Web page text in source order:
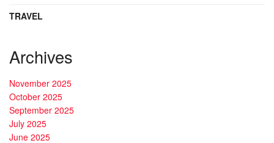
TRAVEL
Archives
November 2025
October 2025
September 2025
July 2025
June 2025